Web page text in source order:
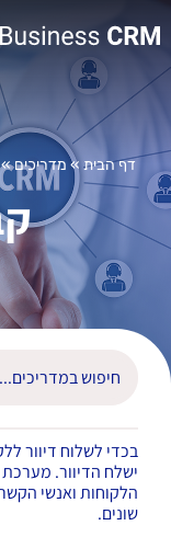
דף הבית » מדריכים
בכדי לשלוח דיוור
הלקוחות ואנשי
שונים.